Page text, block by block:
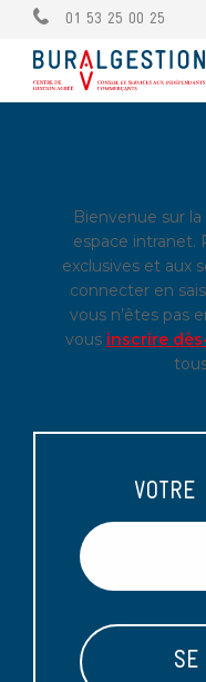
01 53 25 00 25
Bienvenue sur
espace intranet.
exclusives et aux
connecter en
vous n’êtes pas
vous inscrire